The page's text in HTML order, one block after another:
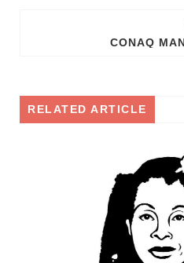
RELATED ARTICLE